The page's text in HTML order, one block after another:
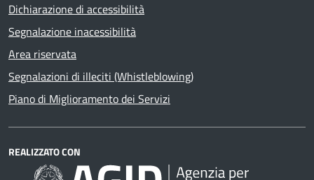
Dichiarazione di accessibilità
Segnalazione inacessibilità
Area riservata
Segnalazioni di illeciti (Whistleblowing)
Piano di Miglioramento dei Servizi
REALIZZATO CON